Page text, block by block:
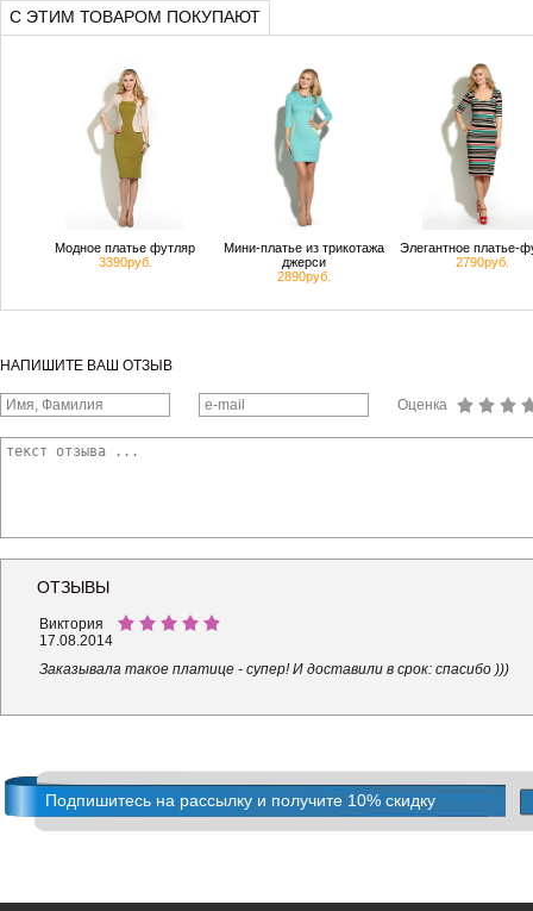
С ЭТИМ ТОВАРОМ ПОКУПАЮТ
Модное платье футляр
3390руб.
Мини-платье из трикотажа
джерси
2890руб.
Элегантное платье-
2790руб.
НАПИШИТЕ ВАШ ОТЗЫВ
Оценка
ОТЗЫВЫ
Виктория
17.08.2014
Заказывала такое платице - супер! И доставили в срок: спасибо )))
Подпишитесь на рассылку и получите 10% скидку